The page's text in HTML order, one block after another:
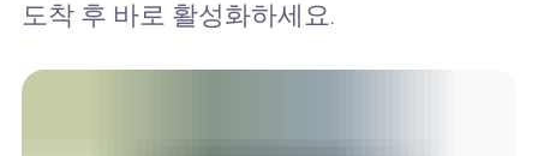
도착 후 바로 활성화하세요.